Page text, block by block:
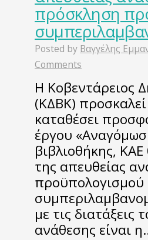
πρόσκληση
Posted by Βαγγέλης
Comments
Η Κοβεντάρειος
(ΚΔΒΚ)
καταθέσει
έργου
βιβλιοθήκης,
της απευθείας
προϋπολογισμού
με τις
ανάθεσης είναι